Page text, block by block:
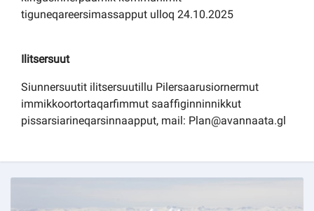
tiguneqareersimassapput ulloq 24.10.2025
Ilitsersuut
Siunnersuutit ilitsersuutillu Pilersaarusiornermut
immikkoortortaqarfimmut saaffiginninnikkut
pissarsiarineqarsinnaapput, mail: Plan@avannaata.gl